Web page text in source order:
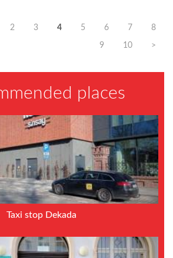
2 3 4 5 6 7 8
9 10 >
places
Taxi stop Dekada